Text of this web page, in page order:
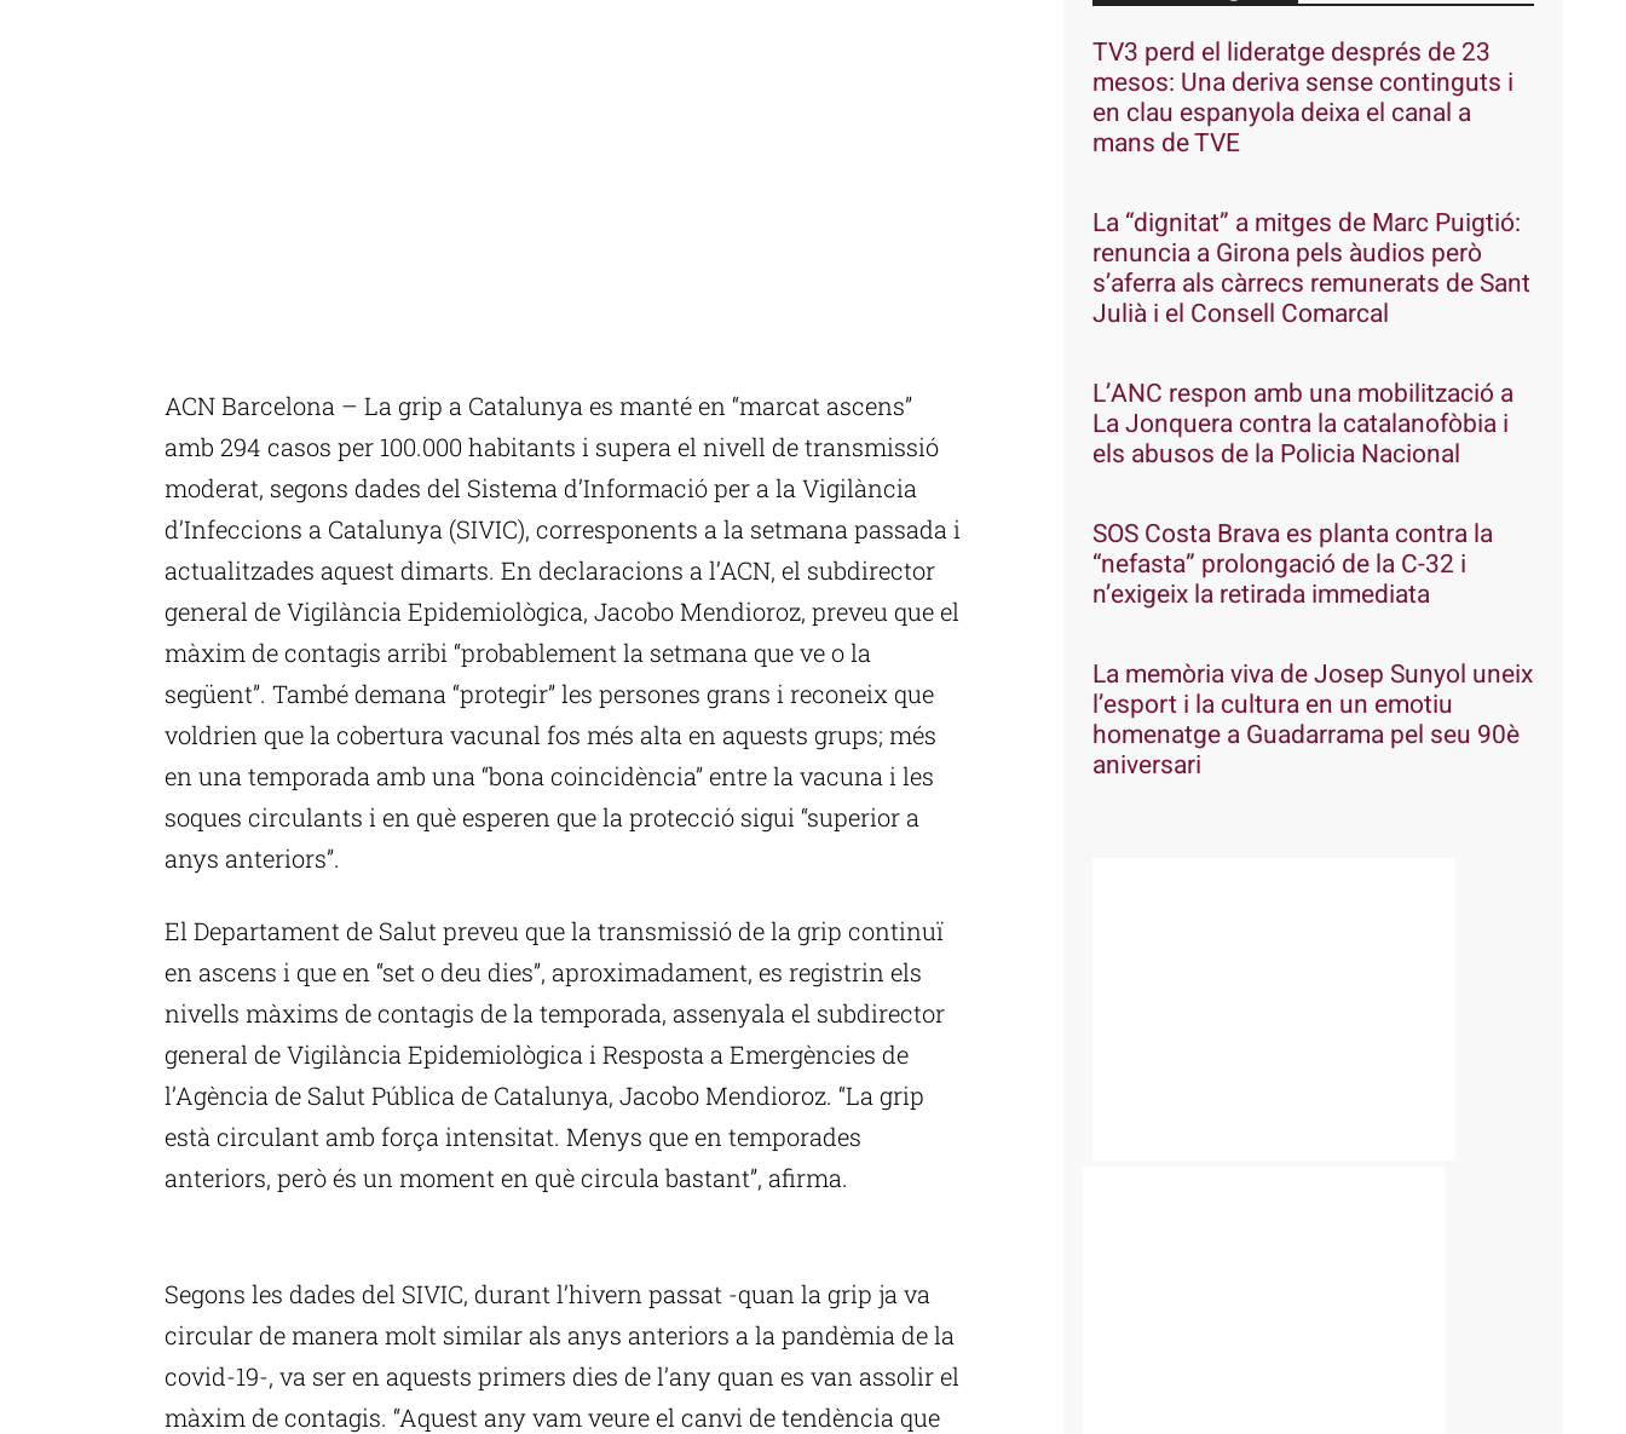
ACN Barcelona – La grip a Catalunya es manté en “marcat ascens”
amb 294 casos per 100.000 habitants i supera el nivell de transmissió
moderat, segons dades del Sistema d’Informació per a la Vigilància
d’Infeccions a Catalunya (SIVIC), corresponents a la setmana passada i
actualitzades aquest dimarts. En declaracions a l’ACN, el subdirector
general de Vigilància Epidemiològica, Jacobo Mendioroz, preveu que el
màxim de contagis arribi “probablement la setmana que ve o la
següent”. També demana “protegir” les persones grans i reconeix que
voldrien que la cobertura vacunal fos més alta en aquests grups; més
en una temporada amb una “bona coincidència” entre la vacuna i les
soques circulants i en què esperen que la protecció sigui “superior a
anys anteriors”.
El Departament de Salut preveu que la transmissió de la grip continuï
en ascens i que en “set o deu dies”, aproximadament, es registrin els
nivells màxims de contagis de la temporada, assenyala el subdirector
general de Vigilància Epidemiològica i Resposta a Emergències de
l’Agència de Salut Pública de Catalunya, Jacobo Mendioroz. “La grip
està circulant amb força intensitat. Menys que en temporades
anteriors, però és un moment en què circula bastant”, afirma.
Segons les dades del SIVIC, durant l’hivern passat -quan la grip ja va
circular de manera molt similar als anys anteriors a la pandèmia de la
covid-19-, va ser en aquests primers dies de l’any quan es van assolir el
màxim de contagis. “Aquest any vam veure el canvi de tendència que
TV3 perd el lideratge després de 23
mesos: Una deriva sense continguts i
en clau espanyola deixa el canal a
mans de TVE
La “dignitat” a mitges de Marc Puigtió:
renuncia a Girona pels àudios però
s’aferra als càrrecs remunerats de Sant
Julià i el Consell Comarcal
L’ANC respon amb una mobilització a
La Jonquera contra la catalanofòbia i
els abusos de la Policia Nacional
SOS Costa Brava es planta contra la
“nefasta” prolongació de la C-32 i
n’exigeix la retirada immediata
La memòria viva de Josep Sunyol uneix
l’esport i la cultura en un emotiu
homenatge a Guadarrama pel seu 90è
aniversari